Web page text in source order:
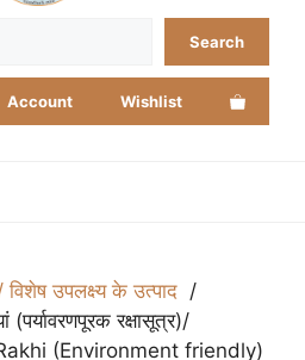
Search
Account Wishlist
उपलक्ष्य के उत्पाद
(पर्यावरणपूरक रक्षासूत्र)/
(Environment friendly)